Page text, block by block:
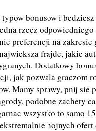
typow bonusow i
rzecz
preferencji na
frajde, jakie
Dodatkowy
jak pozwala graczom
Mamy sprawy, pnij sie
podobne zachety
wszystko to samo
hojnych